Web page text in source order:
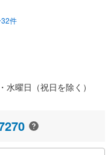
件
水曜日（祝日を除く）